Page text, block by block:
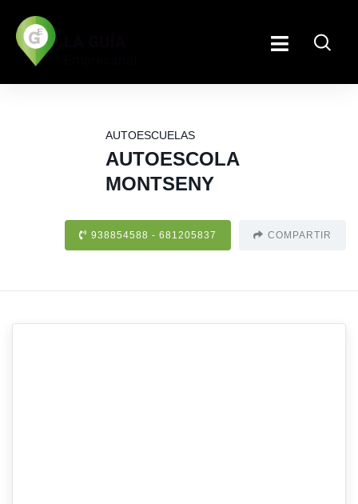
AUTOESCUELAS
AUTOESCOLA
MONTSENY
938854588 - 681205837 COMPARTIR